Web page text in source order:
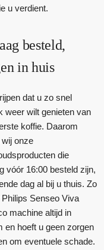
u verdient.
besteld,
in huis
dat u zo snel
weer wilt genieten van
koffie. Daarom
onze
die
vóór 16:00 besteld zijn,
dag al bij u thuis. Zo
Philips Senseo Viva
machine altijd in
en hoeft u geen zorgen
om eventuele schade.